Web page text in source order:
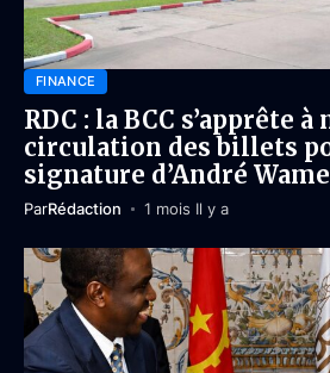
FINANCE
RDC : la BCC s’apprête
circulation des billets
signature d’André
ParRédaction 1 mois Il y a